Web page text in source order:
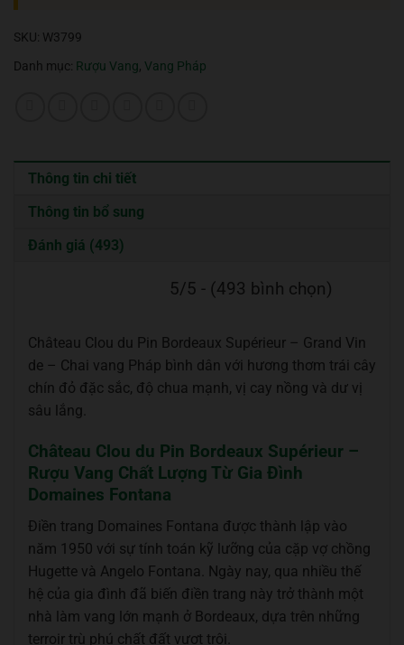
SKU: W3799
Danh mục: Rượu Vang, Vang Pháp
Thông tin chi tiết
Thông tin bổ sung
Đánh giá (493)
5/5 - (493 bình chọn)
Château Clou du Pin Bordeaux Supérieur – Grand Vin
de – Chai vang Pháp bình dân với hương thơm trái cây
chín đỏ đặc sắc, độ chua mạnh, vị cay nồng và dư vị
sâu lắng.
Château Clou du Pin Bordeaux Supérieur –
Rượu Vang Chất Lượng Từ Gia Đình
Domaines Fontana
Điền trang Domaines Fontana được thành lập vào
năm 1950 với sự tính toán kỹ lưỡng của cặp vợ chồng
Hugette và Angelo Fontana. Ngày nay, qua nhiều thế
hệ của gia đình đã biến điền trang này trở thành một
nhà làm vang lớn mạnh ở Bordeaux, dựa trên những
terroir trù phú chất đất vượt trội.